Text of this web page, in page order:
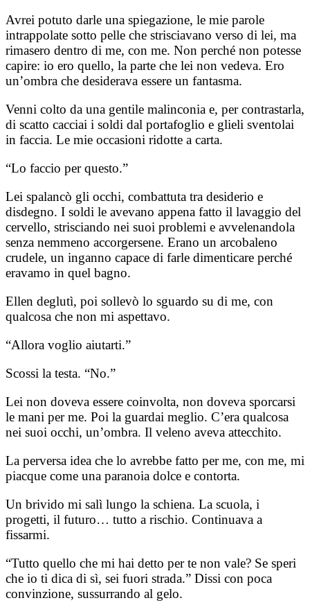
Avrei potuto darle una spiegazione, le mie parole
intrappolate sotto pelle che strisciavano verso di lei, ma
rimasero dentro di me, con me. Non perché non potesse
capire: io ero quello, la parte che lei non vedeva. Ero
un’ombra che desiderava essere un fantasma.
Venni colto da una gentile malinconia e, per contrastarla,
di scatto cacciai i soldi dal portafoglio e glieli sventolai
in faccia. Le mie occasioni ridotte a carta.
“Lo faccio per questo.”
Lei spalancò gli occhi, combattuta tra desiderio e
disdegno. I soldi le avevano appena fatto il lavaggio del
cervello, strisciando nei suoi problemi e avvelenandola
senza nemmeno accorgersene. Erano un arcobaleno
crudele, un inganno capace di farle dimenticare perché
eravamo in quel bagno.
Ellen deglutì, poi sollevò lo sguardo su di me, con
qualcosa che non mi aspettavo.
“Allora voglio aiutarti.”
Scossi la testa. “No.”
Lei non doveva essere coinvolta, non doveva sporcarsi
le mani per me. Poi la guardai meglio. C’era qualcosa
nei suoi occhi, un’ombra. Il veleno aveva attecchito.
La perversa idea che lo avrebbe fatto per me, con me, mi
piacque come una paranoia dolce e contorta.
Un brivido mi salì lungo la schiena. La scuola, i
progetti, il futuro… tutto a rischio. Continuava a
fissarmi.
“Tutto quello che mi hai detto per te non vale? Se speri
che io ti dica di sì, sei fuori strada.” Dissi con poca
convinzione, sussurrando al gelo.